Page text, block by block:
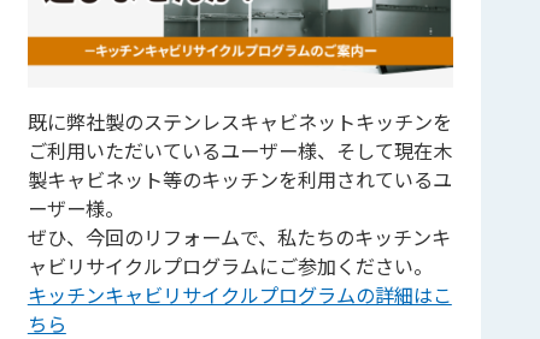
既に弊社製のステンレスキャビネットキッチンを
ご利用いただいているユーザー様、そして現在木
製キャビネット等のキッチンを利用されているユ
ーザー様。
ぜひ、今回のリフォームで、私たちのキッチンキ
ャビリサイクルプログラムにご参加ください。
キッチンキャビリサイクルプログラムの詳細はこ
ちら